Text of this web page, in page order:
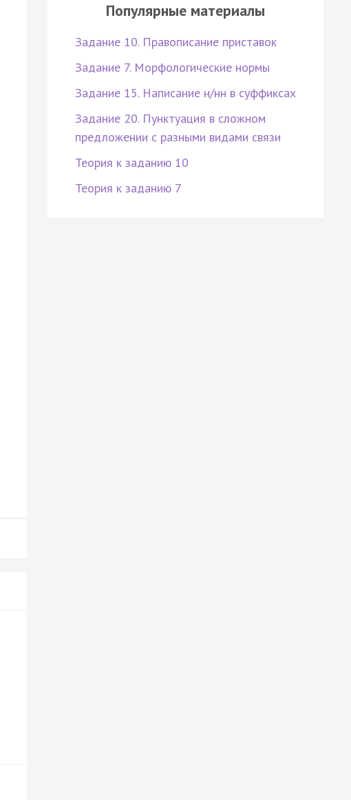
Популярные материалы
Задание 10. Правописание приставок
Задание 7. Морфологические нормы
Задание 15. Написание н/нн в суффиксах
Задание 20. Пунктуация в сложном
предложении с разными видами связи
Теория к заданию 10
Теория к заданию 7